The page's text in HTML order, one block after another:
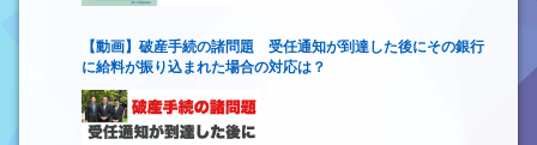
【動画】破産手続の諸問題 受任通知が到達した後にその銀行
に給料が振り込まれた場合の対応は？